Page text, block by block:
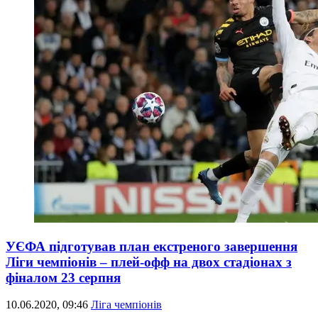
УЄФА підготував план екстреного завершення
Ліги чемпіонів – плей-офф на двох стадіонах з
фіналом 23 серпня
10.06.2020, 09:46 Ліга чемпіонів